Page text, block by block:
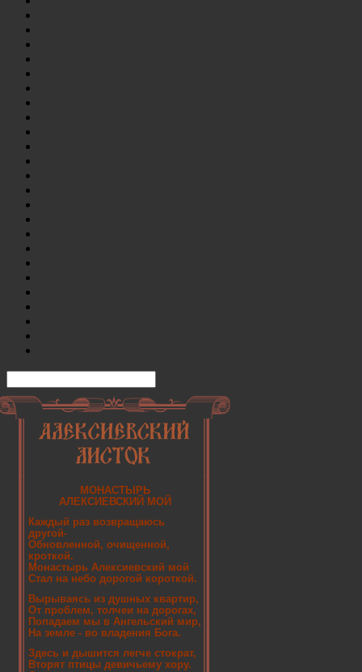
МОНАСТЫРЬ
АЛЕКСИЕВСКИЙ МОЙ
Каждый раз возвращаюсь
другой-
Обновленной, очищенной,
кроткой.
Монастырь Алексиевский мой
Стал на небо дорогой короткой.
Вырываясь из душных квартир,
От проблем, толчеи на дорогах,
Попадаем мы в Ангельский мир,
На земле - во владения Бога.
Здесь и дышится легче стократ,
Вторят птицы девичьему хору.